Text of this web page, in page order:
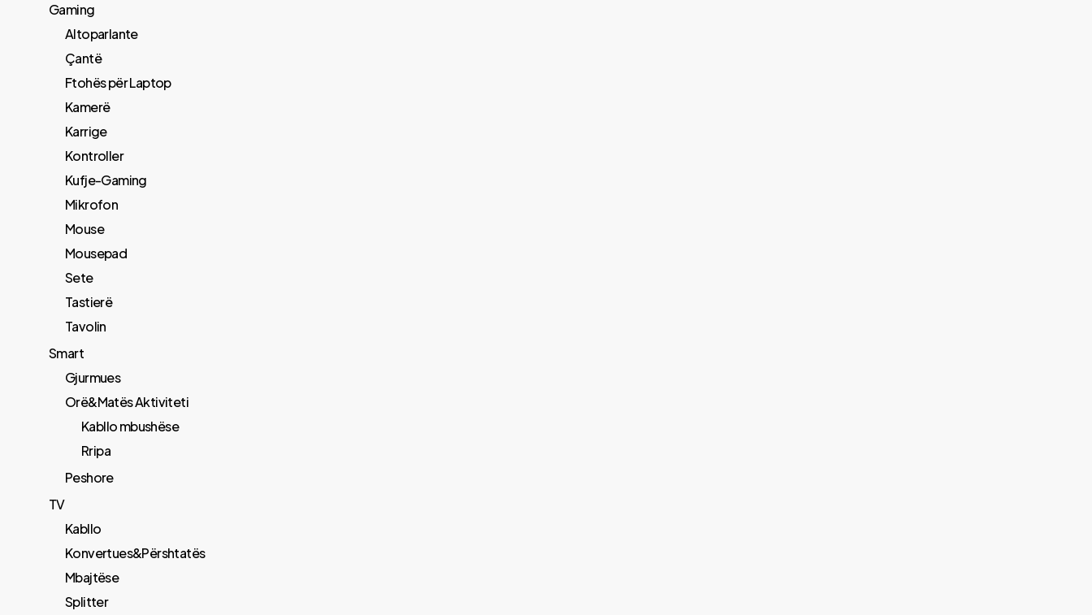
Gaming
Altoparlante
Çantë
Ftohës për Laptop
Kamerë
Karrige
Kontroller
Kufje-Gaming
Mikrofon
Mouse
Mousepad
Sete
Tastierë
Tavolin
Smart
Gjurmues
Orë&Matës Aktiviteti
Kabllo mbushëse
Rripa
Peshore
TV
Kabllo
Konvertues&Përshtatës
Mbajtëse
Splitter